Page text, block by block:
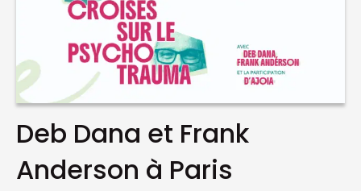
Deb Dana et Frank
Anderson à Paris